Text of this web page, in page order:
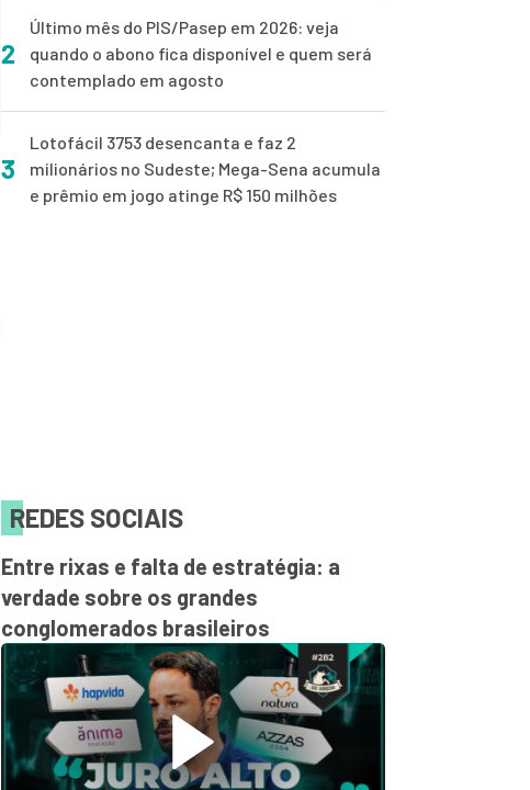
2
Último mês do PIS/Pasep em 2026: veja
quando o abono fica disponível e quem será
contemplado em agosto
3
Lotofácil 3753 desencanta e faz 2
milionários no Sudeste; Mega-Sena acumula
e prêmio em jogo atinge R$ 150 milhões
REDES SOCIAIS
Entre rixas e falta de estratégia: a
verdade sobre os grandes
conglomerados brasileiros